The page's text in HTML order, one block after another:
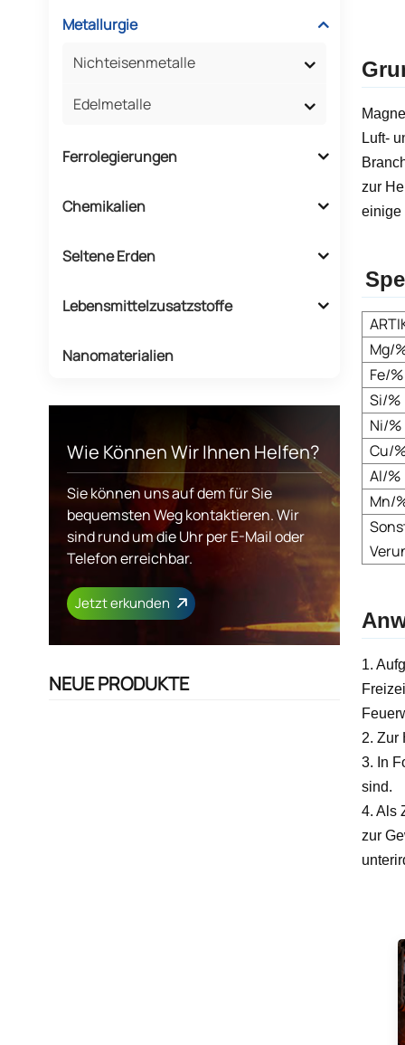
Metallurgie
Nichteisenmetalle
Edelmetalle
Ferrolegierungen
Chemikalien
Seltene Erden
Lebensmittelzusatzstoffe
Nanomaterialien
Wie Können Wir Ihnen Helfen?
Sie können uns auf dem für Sie
bequemsten Weg kontaktieren. Wir
sind rund um die Uhr per E-Mail oder
Telefon erreichbar.
Jetzt erkunden
NEUE PRODUKTE
Luft-
zur
einige
Mg/
Fe/%
Si/%
Ni/%
Cu/
Al/%
Mn/
1.
2. Zur
3. In
sind.
4. Als
zur